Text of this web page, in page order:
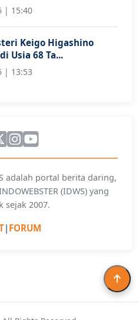
| 15:40
Keigo Higashino
Usia 68 Ta...
| 13:53
adalah portal berita daring,
(IDWS) yang
sejak 2007.
| FORUM